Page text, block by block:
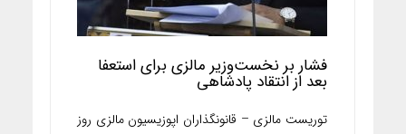
فشار بر نخست‌وزیر مالزی برای استعفا
بعد از انتقاد پادشاهی
توریست مالزی – قانونگذاران اپوزیسیون مالزی روز